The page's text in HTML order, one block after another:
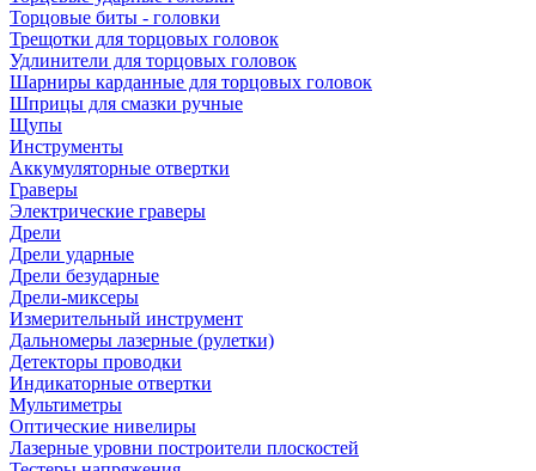
Торцовые биты - головки
Трещотки для торцовых головок
Удлинители для торцовых головок
Шарниры карданные для торцовых головок
Шприцы для смазки ручные
Щупы
Инструменты
Аккумуляторные отвертки
Граверы
Электрические граверы
Дрели
Дрели ударные
Дрели безударные
Дрели-миксеры
Измерительный инструмент
Дальномеры лазерные (рулетки)
Детекторы проводки
Индикаторные отвертки
Мультиметры
Оптические нивелиры
Лазерные уровни построители плоскостей